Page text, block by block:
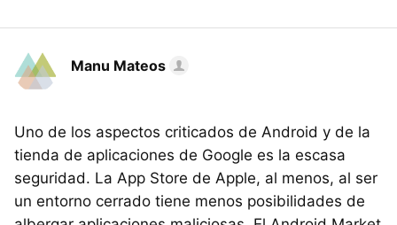
Manu Mateos
Uno de los aspectos criticados de Android y de la
tienda de aplicaciones de Google es la escasa
seguridad. La App Store de Apple, al menos, al ser
un entorno cerrado tiene menos posibilidades de